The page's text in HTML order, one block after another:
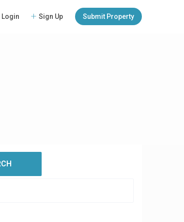
Login Sign Up Submit Property